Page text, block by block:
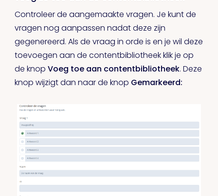
Controleer de aangemaakte vragen. Je kunt de
vragen nog aanpassen nadat deze zijn
gegenereerd. Als de vraag in orde is en je wil deze
toevoegen aan de contentbibliotheek klik je op
de knop Voeg toe aan contentbibliotheek. Deze
knop wijzigt dan naar de knop Gemarkeerd: